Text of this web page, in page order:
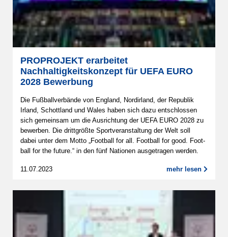
PROPROJEKT erarbeitet
Nachhaltigkeitskonzept für UEFA EURO
2028 Bewerbung
Die Fuß­ball­ver­bände von Eng­land, Nord­ir­land, der Repu­blik
Irland, Schott­land und Wales haben sich dazu ent­schlos­sen
sich gemein­sam um die Aus­rich­tung der UEFA EURO 2028 zu
bewer­ben. Die dritt­größte Sport­ver­an­stal­tung der Welt soll
dabei unter dem Motto „Foot­ball for all. Foot­ball for good. Foot­
ball for the future.“ in den fünf Nati­o­nen aus­ge­tra­gen werden.
11.07.2023 mehr lesen